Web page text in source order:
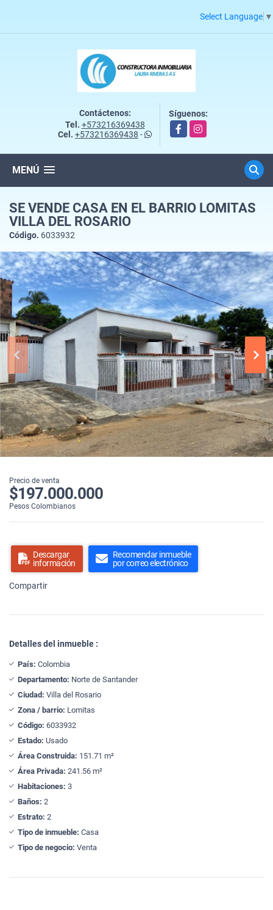
Select Language ▼
Contáctenos:
Tel. +573216369438
Cel. +573216369438 -
Síguenos:
FacebookInstagram
MENÚ
SE VENDE CASA EN EL BARRIO LOMITAS
VILLA DEL ROSARIO
Código. 6033932
Precio de venta
$197.000.000
Pesos Colombianos
Descargar
información
Recomendar inmueble
por correo electrónico
Compartir
Detalles del inmueble :
País: Colombia
Departamento: Norte de Santander
Ciudad: Villa del Rosario
Zona / barrio: Lomitas
Código: 6033932
Estado: Usado
Área Construida: 151.71 m²
Área Privada: 241.56 m²
Habitaciones: 3
Baños: 2
Estrato: 2
Tipo de inmueble: Casa
Tipo de negocio: Venta